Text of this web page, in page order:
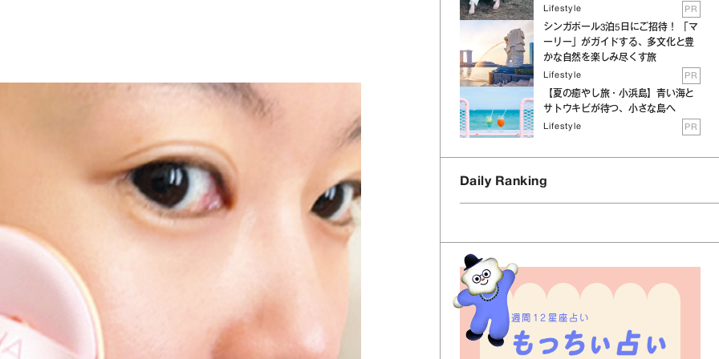
Lifestyle PR
シンガポール3泊5日にご招待！ 「マ
ーリー」がガイドする、多文化と豊
かな自然を楽しみ尽くす旅
Lifestyle PR
【夏の癒やし旅・小浜島】青い海と
サトウキビが待つ、小さな島へ
Lifestyle PR
Daily Ranking
週間12星座占い